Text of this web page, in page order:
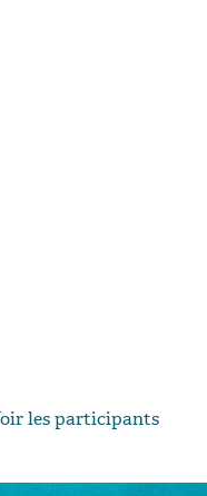
les participants